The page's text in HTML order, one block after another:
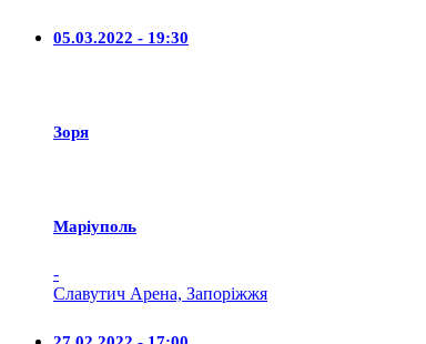
05.03.2022 - 19:30
Зоря
Маріуполь
-
Славутич Арена, Запоріжжя